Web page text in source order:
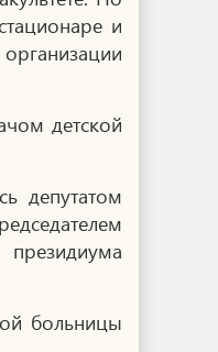
и
детской
депутатом
больницы